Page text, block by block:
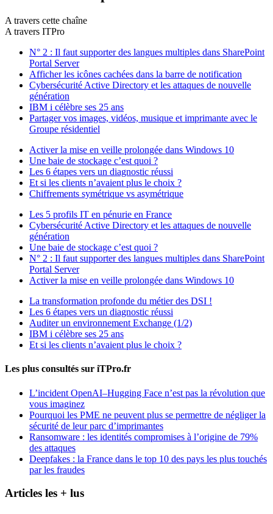
A travers cette chaîne
A travers ITPro
N° 2 : Il faut supporter des langues multiples dans SharePoint
Portal Server
Afficher les icônes cachées dans la barre de notification
Cybersécurité Active Directory et les attaques de nouvelle
génération
IBM i célèbre ses 25 ans
Partager vos images, vidéos, musique et imprimante avec le
Groupe résidentiel
Activer la mise en veille prolongée dans Windows 10
Une baie de stockage c’est quoi ?
Les 6 étapes vers un diagnostic réussi
Et si les clients n’avaient plus le choix ?
Chiffrements symétrique vs asymétrique
Les 5 profils IT en pénurie en France
Cybersécurité Active Directory et les attaques de nouvelle
génération
Une baie de stockage c’est quoi ?
N° 2 : Il faut supporter des langues multiples dans SharePoint
Portal Server
Activer la mise en veille prolongée dans Windows 10
La transformation profonde du métier des DSI !
Les 6 étapes vers un diagnostic réussi
Auditer un environnement Exchange (1/2)
IBM i célèbre ses 25 ans
Et si les clients n’avaient plus le choix ?
Les plus consultés sur iTPro.fr
L’incident OpenAI–Hugging Face n’est pas la révolution que
vous imaginez
Pourquoi les PME ne peuvent plus se permettre de négliger la
sécurité de leur parc d’imprimantes
Ransomware : les identités compromises à l’origine de 79%
des attaques
Deepfakes : la France dans le top 10 des pays les plus touchés
par les fraudes
Articles les + lus